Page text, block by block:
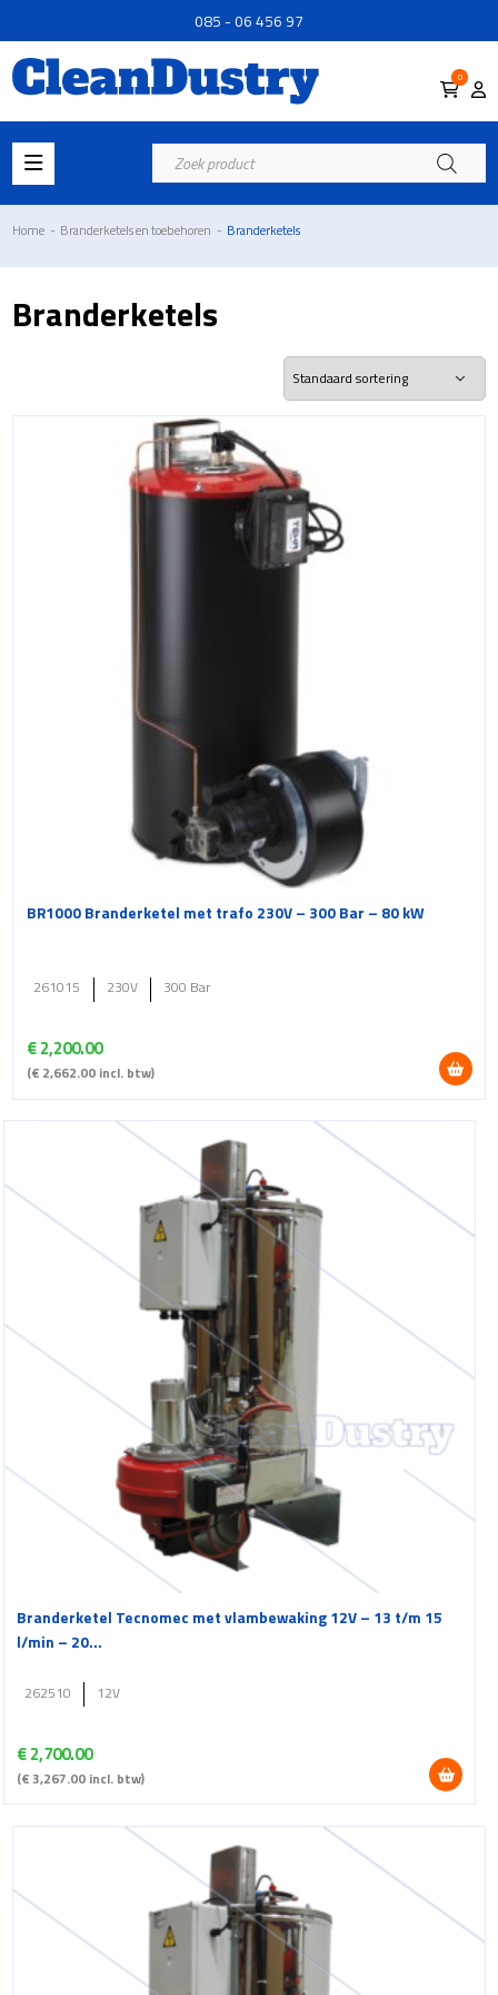
085 - 06 456 97
0
Producten
zoeken
Home - Branderketels en toebehoren - Branderketels
Branderketels
BR1000 Branderketel met trafo 230V – 300 Bar – 80 kW
€2,200.00
(€ 2,662.00incl. btw)
261015 230V 300 Bar
Branderketel Tecnomec met vlambewaking 12V – 13 t/m 15
l/min – 20...
€2,700.00
(€3,267.00 incl. btw)
262510 12V